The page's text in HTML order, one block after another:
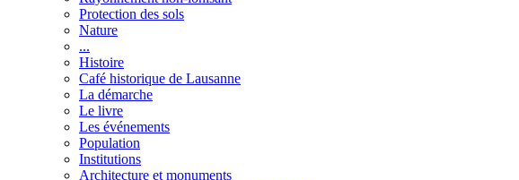
Protection des sols
Nature
...
Histoire
Café historique de Lausanne
La démarche
Le livre
Les événements
Population
Institutions
Architecture et monuments